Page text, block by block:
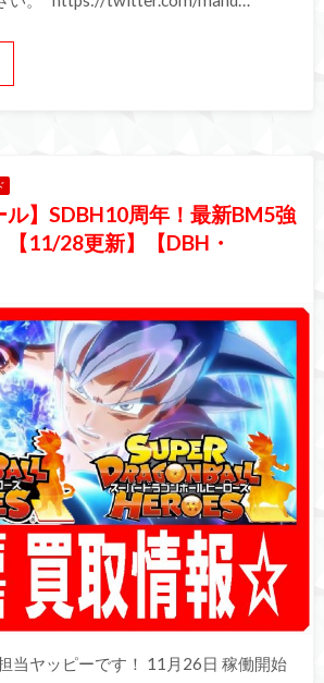
ル】SDBH10周年！最新BM5強
11/28更新】【DBH・
当ヤッピーです！ 11月26日 稼働開始